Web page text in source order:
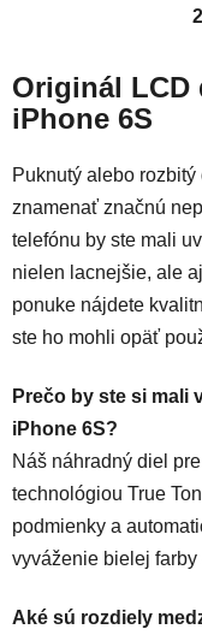
2
Originál LCD
iPhone 6S
Puknutý alebo
znamenať značnú
telefónu by ste mali
nielen lacnejšie, ale
ponuke nájdete
ste ho mohli opäť
Prečo by ste si mali
iPhone 6S?
Náš náhradný diel
technológiou True
podmienky a
vyváženie bielej farby
Aké sú rozdiely